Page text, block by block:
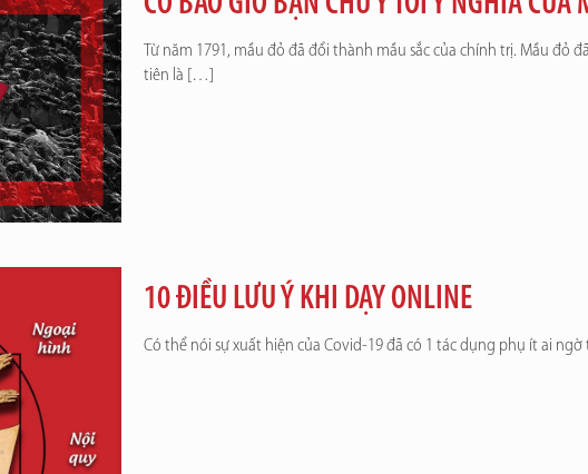
Từ năm 1791, mầu đỏ đã đổi thành mầu sắc của chính trị. Mầu đỏ
tiên là […]
10 ĐIỀU LƯU Ý KHI DẠY ONLINE
Có thể nói sự xuất hiện của Covid-19 đã có 1 tác dụng phụ ít ai